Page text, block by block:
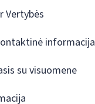
Vertybės
informacija
su visuomene